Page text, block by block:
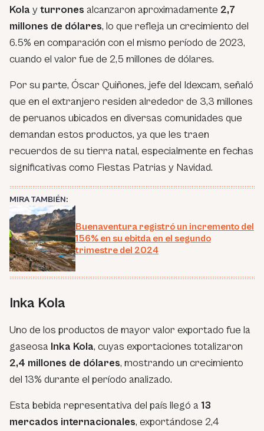
Kola yturrones alcanzaron aproximadamente 2,7
millones de dólares, lo que refleja un crecimiento del
6.5% en comparación con el mismo período de 2023,
cuando el valor fue de 2,5 millones de dólares.
Por su parte, Óscar Quiñones, jefe del Idexcam, señaló
que en el extranjero residen alrededor de 3,3 millones
de peruanos ubicados en diversas comunidades que
demandan estos productos, ya que les traen
recuerdos de su tierra natal, especialmente en fechas
significativas como Fiestas Patrias y Navidad.
MIRA TAMBIÉN:
Buenaventura registró un incremento del
156% en su ebitda en el segundo
trimestre del 2024
Inka Kola
Uno de los productos de mayor valor exportado fue la
gaseosa Inka Kola, cuyas exportaciones totalizaron
2,4 millones de dólares, mostrando un crecimiento
del 13% durante el período analizado.
Esta bebida representativa del país llegó a 13
mercados internacionales, exportándose 2,4